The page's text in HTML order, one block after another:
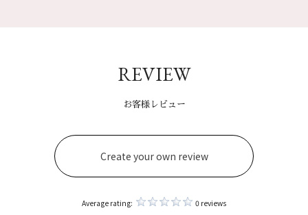
REVIEW
お客様レビュー
Create your own review
Average rating: 0 reviews